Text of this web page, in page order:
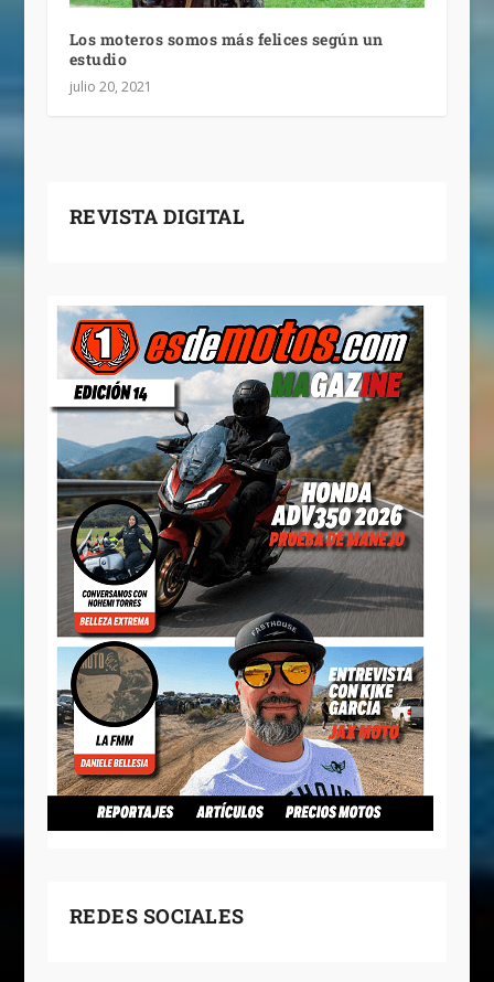
Los moteros somos más felices según un
estudio
julio 20, 2021
REVISTA DIGITAL
REDES SOCIALES